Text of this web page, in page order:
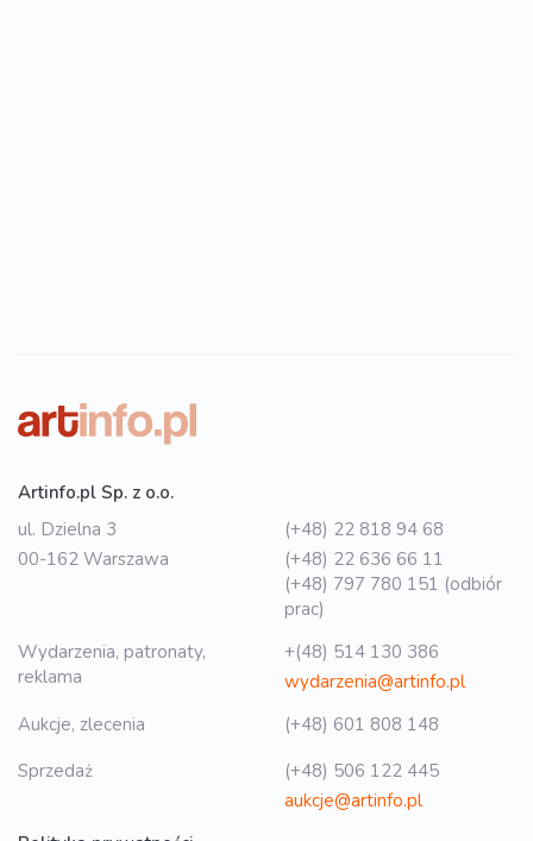
Artinfo.pl Sp. z o.o.
ul. Dzielna 3
00-162 Warszawa
(+48) 22 818 94 68
(+48) 22 636 66 11
(+48) 797 780 151 (odbiór
prac)
Wydarzenia, patronaty,
reklama
+(48) 514 130 386
wydarzenia@artinfo.pl
Aukcje, zlecenia
(+48) 601 808 148
Sprzedaż
(+48) 506 122 445
aukcje@artinfo.pl